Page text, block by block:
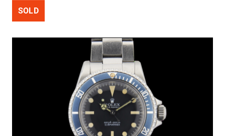
SOLD